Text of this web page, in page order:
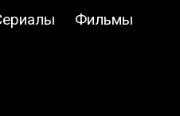
Фильмы